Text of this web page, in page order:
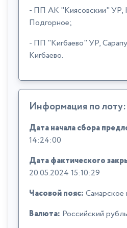
- ПП АК "Киясовскии" УР,
Подгорное;
- ПП "Кигбаево" УР,
Кигбаево.
Информация по лоту:
Дата начала сбора
14:24:00
Дата фактического
20.05.2024 15:10:29
Часовой пояс:
Валюта: Российский